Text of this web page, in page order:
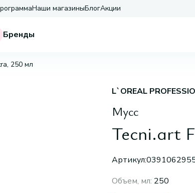
Наши магазиныБлогАкции
Бренды
250 мл
L`OREAL
Мусс
Tecni.art
Артикул:
Объем, мл: 250